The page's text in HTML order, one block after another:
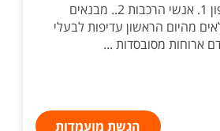
למפעל ביטחוני בצפון 1. אנשי הרכבות 2.. מבנאים
מהיום הראשון עדיפות לבעלי
ארוחות מסובסדות ...
הגשת מועמדות